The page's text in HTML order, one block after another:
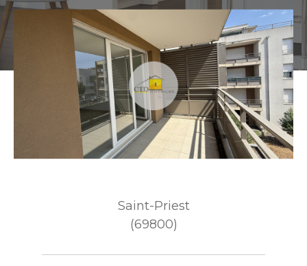
Saint-Priest
(69800)